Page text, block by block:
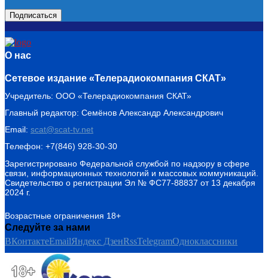
О нас
Сетевое издание «Телерадиокомпания СКАТ»
Учредитель: ООО «Телерадиокомпания СКАТ»
Главный редактор: Семёнов Александр Александрович
Email: scat@scat-tv.net
Телефон: +7(846) 928-30-30
Зарегистрировано Федеральной службой по надзору в сфере
связи, информационных технологий и массовых коммуникаций.
Свидетельство о регистрации Эл № ФС77-88837 от 13 декабря
2024 г.
Возрастные ограничения 18+
Следуйте за нами
ВКонтактеEmailЯндекс ДзенRssTelegramОдноклассники